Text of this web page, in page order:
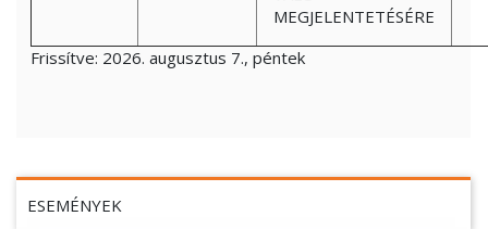
ESEMÉNYEK
MEGJELENTETÉSÉRE
Frissítve: 2026. augusztus 7., péntek